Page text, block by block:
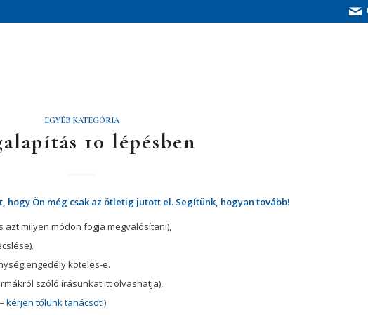
EGYÉB KATEGÓRIA
10 lépésben
hogy Ön még csak az ötletig jutott el. Segítünk, hogyan tovább!
milyen módon fogja megvalósítani),
engedély köteles-e.
szóló írásunkatittolvashatja),
kérjen tőlünk tanácsot!)